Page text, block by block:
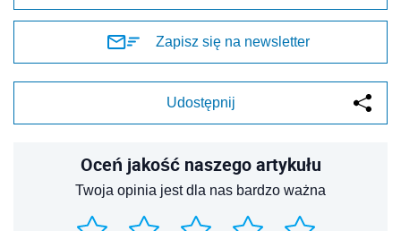
Zapisz się na newsletter
Udostępnij
Oceń jakość naszego artykułu
Twoja opinia jest dla nas bardzo ważna